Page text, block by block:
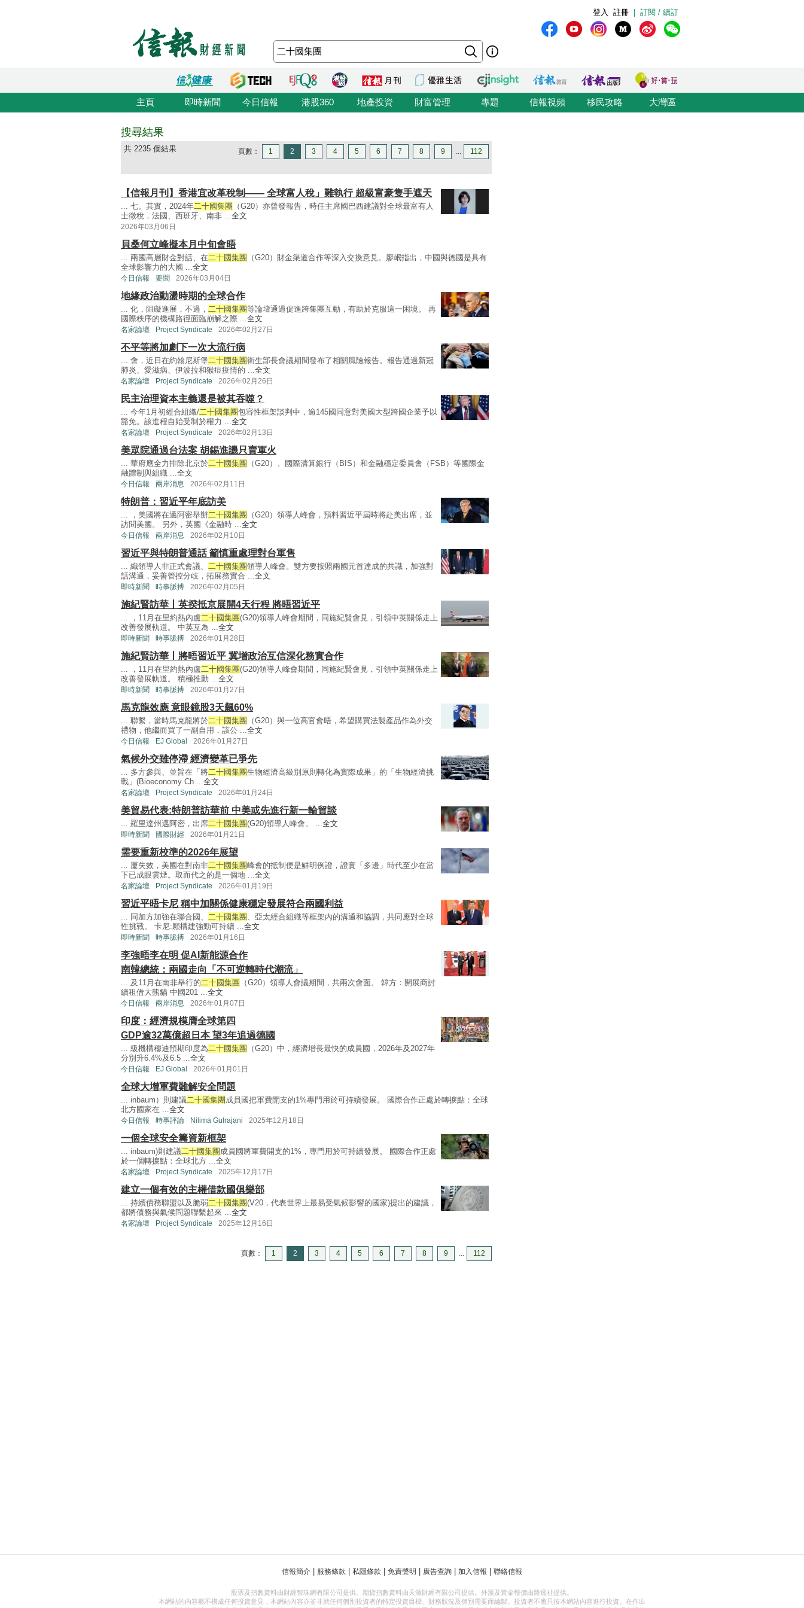
訂閱 / 續訂
註冊
登入
主頁 即時新聞 今日信報 港股360 地產投資 財富管理 專題 信報視頻 移民攻略 大灣區
搜尋結果
共 2235 個結果 頁數： 1 2 3 4 5 6 7 8 9 ... 112
【信報月刊】香港宜改革稅制—— 全球富人稅」難執行 超級富豪隻手遮天
... 七。其實，2024年二十國集團
（G20）亦曾發報告，時任主席國巴西建議對全球最富有人
士徵稅，法國、西班牙、南非 ...全文
2026年03月06日
貝桑何立峰擬本月中旬會晤
... 兩國高層財金對話、在二十國集團
（G20）財金渠道合作等深入交換意見。廖岷指出，中國與德國是具有
全球影響力的大國 ...全文
今日信報 要聞 2026年03月04日
地緣政治動盪時期的全球合作
... 化，阻礙進展，不過， 二十國集團等論壇通過促進跨集團互動，有助於克服這一困境。 再
國際秩序的機構路徑面臨崩解之際 ...全文
名家論壇 Project Syndicate 2026年02月27日
不平等將加劇下一次大流行病
... 會，近日在約翰尼斯堡二十國集團衛生部長會議期間發布了相關風險報告。報告通過新冠
肺炎、愛滋病、伊波拉和猴痘疫情的 ...全文
名家論壇 Project Syndicate 2026年02月26日
民主治理資本主義還是被其吞噬？
... 今年1月初經合組織/二十國集團包容性框架談判中，逾145國同意對美國大型跨國企業予以
豁免。該進程自始受制於權力 ...全文
名家論壇 Project Syndicate 2026年02月13日
美眾院通過台法案 胡錫進譏只賣軍火
... 華府應全力排除北京於二十國集團
（G20）、國際清算銀行（BIS）和金融穩定委員會（FSB）等國際金
融體制與組織 ...全文
今日信報 兩岸消息 2026年02月11日
特朗普：習近平年底訪美
... ，美國將在邁阿密舉辦二十國集團
（G20）領導人峰會，預料習近平屆時將赴美出席，並
訪問美國。 另外，英國《金融時 ...全文
今日信報 兩岸消息 2026年02月10日
習近平與特朗普通話 籲慎重處理對台軍售
... 織領導人非正式會議、 二十國集團領導人峰會。雙方要按照兩國元首達成的共識，加強對
話溝通，妥善管控分歧，拓展務實合 ...全文
即時新聞 時事脈搏 2026年02月05日
施紀賢訪華丨英揆抵京展開4天行程 將晤習近平
... ，11月在里約熱內盧二十國集團(G20)領導人峰會期間，同施紀賢會見，引領中英關係走上
改善發展軌道。 中英互為 ...全文
即時新聞 時事脈搏 2026年01月28日
施紀賢訪華丨將晤習近平 冀增政治互信深化務實合作
... ，11月在里約熱內盧二十國集團(G20)領導人峰會期間，同施紀賢會見，引領中英關係走上
改善發展軌道。 積極推動 ...全文
即時新聞 時事脈搏 2026年01月27日
馬克龍效應 意眼鏡股3天飆60%
... 聯繫，當時馬克龍將於二十國集團
（G20）與一位高官會晤，希望購買法製產品作為外交
禮物，他繼而買了一副自用，該公 ...全文
今日信報 EJ Global 2026年01月27日
氣候外交雖停滯 經濟變革已爭先
... 多方參與、並旨在「將二十國集團生物經濟高級別原則轉化為實際成果」的「生物經濟挑
戰」(Bioeconomy Ch ...全文
名家論壇 Project Syndicate 2026年01月24日
美貿易代表:特朗普訪華前 中美或先進行新一輪貿談
... 羅里達州邁阿密，出席二十國集團(G20)領導人峰會。 ...全文
即時新聞 國際財經 2026年01月21日
需要重新校準的2026年展望
... 屢失效，美國在對南非二十國集團峰會的抵制便是鮮明例證，證實「多邊」時代至少在當
下已成眼雲煙。取而代之的是一個地 ...全文
名家論壇 Project Syndicate 2026年01月19日
習近平晤卡尼 稱中加關係健康穩定發展符合兩國利益
... 同加方加強在聯合國、 二十國集團 、亞太經合組織等框架內的溝通和協調，共同應對全球
性挑戰。 卡尼:願構建強勁可持續 ...全文
即時新聞 時事脈搏 2026年01月16日
李強晤李在明 促AI新能源合作
南韓總統：兩國走向「不可逆轉時代潮流」
... 及11月在南非舉行的二十國集團
（G20）領導人會議期間，共兩次會面。 韓方：開展商討
續租借大熊貓 中國201 ...全文
今日信報 兩岸消息 2026年01月07日
印度：經濟規模膺全球第四
GDP逾32萬億超日本 望3年追過德國
... 級機構穆迪預期印度為二十國集團
（G20）中，經濟增長最快的成員國，2026年及2027年
分別升6.4%及6.5 ...全文
今日信報 EJ Global 2026年01月01日
全球大增軍費難解安全問題
... inbaum）則建議二十國集團 成員國把軍費開支的1%專門用於可持續發展。 國際合作正處於轉捩點：全球
北方國家在 ...全文
今日信報 時事評論 Nilima Gulrajani 2025年12月18日
一個全球安全籌資新框架
... inbaum)則建議二十國集團 成員國將軍費開支的1%，專門用於可持續發展。 國際合作正處
於一個轉捩點：全球北方 ...全文
名家論壇 Project Syndicate 2025年12月17日
建立一個有效的主權借款國俱樂部
... 持續債務聯盟以及脆弱二十國集團(V20，代表世界上最易受氣候影響的國家)提出的建議，
都將債務與氣候問題聯繫起來 ...全文
名家論壇 Project Syndicate 2025年12月16日
頁數： 1 2 3 4 5 6 7 8 9 ... 112
信報簡介 服務條款 私隱條款 免責聲明 廣告查詢 加入信報 聯絡信報
股票及指數資料由財經智珠網有限公司提供。期貨指數資料由天滙財經有限公司提供。外滙及黃金報價由路透社提供。
本網站的內容概不構成任何投資意見，本網站內容亦並非就任何個別投資者的特定投資目標、財務狀況及個別需要而編製。投資者不應只按本網站內容進行投資。在作出